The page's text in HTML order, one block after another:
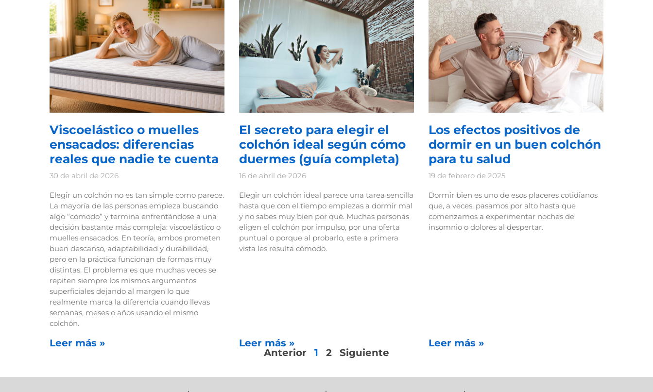
Viscoelástico o muelles
ensacados: diferencias
reales que nadie te cuenta
30 de abril de 2026
Elegir un colchón no es tan simple como parece.
La mayoría de las personas empieza buscando
algo “cómodo” y termina enfrentándose a una
decisión bastante más compleja: viscoelástico o
muelles ensacados. En teoría, ambos prometen
buen descanso, adaptabilidad y durabilidad,
pero en la práctica funcionan de formas muy
distintas. El problema es que muchas veces se
repiten siempre los mismos argumentos
superficiales dejando al margen lo que
realmente marca la diferencia cuando llevas
semanas, meses o años usando el mismo
colchón.
Leer más »
El secreto para elegir el
colchón ideal según cómo
duermes (guía completa)
16 de abril de 2026
Elegir un colchón ideal parece una tarea sencilla
hasta que con el tiempo empiezas a dormir mal
y no sabes muy bien por qué. Muchas personas
eligen el colchón por impulso, por una oferta
puntual o porque al probarlo, este a primera
vista les resulta cómodo.
Leer más »
Los efectos positivos de
dormir en un buen colchón
para tu salud
19 de febrero de 2025
Dormir bien es uno de esos placeres cotidianos
que, a veces, pasamos por alto hasta que
comenzamos a experimentar noches de
insomnio o dolores al despertar.
Leer más »
Anterior
1 2 Siguiente